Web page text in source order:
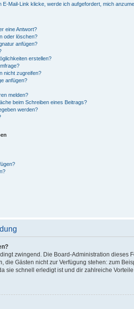
E-Mail-Link klicke, werde ich aufgefordert, mich
eine Antwort?
oder löschen?
anfügen?
erstellen?
nicht zugreifen?
anfügen?
melden?
beim Schreiben eines Beitrags?
werden?
zwingend. Die Board-Administration dieses
die Gästen nicht zur Verfügung stehen: zum
sie schnell erledigt ist und dir zahlreiche